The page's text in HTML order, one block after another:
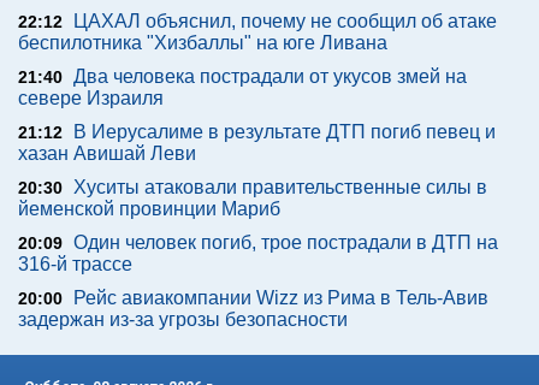
22:12
ЦАХАЛ объяснил, почему не сообщил об атаке
беспилотника "Хизбаллы" на юге Ливана
21:40 Два человека пострадали от укусов змей на
севере Израиля
21:12
В Иерусалиме в результате ДТП погиб певец и
хазан Авишай Леви
20:30 Хуситы атаковали правительственные силы в
йеменской провинции Мариб
20:09 Один человек погиб, трое пострадали в ДТП на
316-й трассе
20:00
Рейс авиакомпании Wizz из Рима в Тель-Авив
задержан из-за угрозы безопасности